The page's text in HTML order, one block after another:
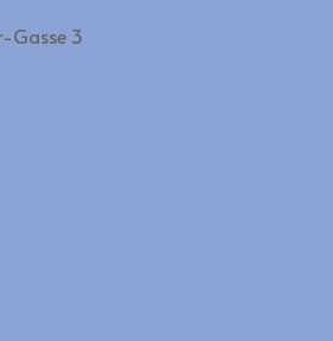
Gasse 3